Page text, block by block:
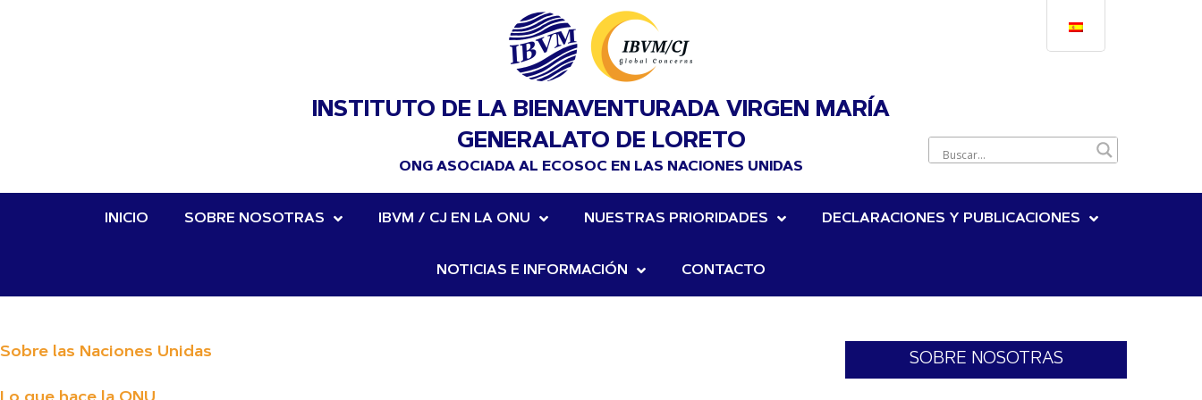
INSTITUTO DE LA BIENAVENTURADA VIRGEN MARÍA
GENERALATO DE LORETO
ONG ASOCIADA AL ECOSOC EN LAS NACIONES UNIDAS
INICIO SOBRE NOSOTRAS IBVM / CJ EN LA ONU NUESTRAS PRIORIDADES DECLARACIONES Y PUBLICACIONES
NOTICIAS E INFORMACIÓN CONTACTO
Sobre las Naciones Unidas SOBRE NOSOTRAS